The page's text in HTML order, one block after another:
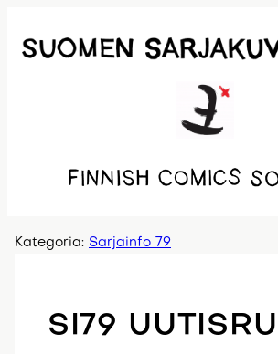
sisältöön
Kategoria: Sarjainfo 79
SI79